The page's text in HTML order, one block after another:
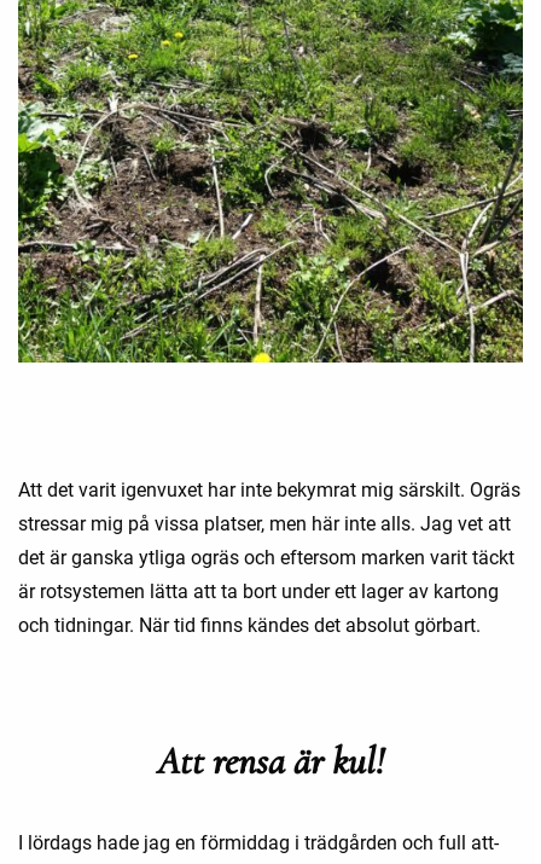
Att det varit igenvuxet har inte bekymrat mig särskilt. Ogräs
stressar mig på vissa platser, men här inte alls. Jag vet att
det är ganska ytliga ogräs och eftersom marken varit täckt
är rotsystemen lätta att ta bort under ett lager av kartong
och tidningar. När tid finns kändes det absolut görbart.
Att rensa är kul!
I lördags hade jag en förmiddag i trädgården och full att-